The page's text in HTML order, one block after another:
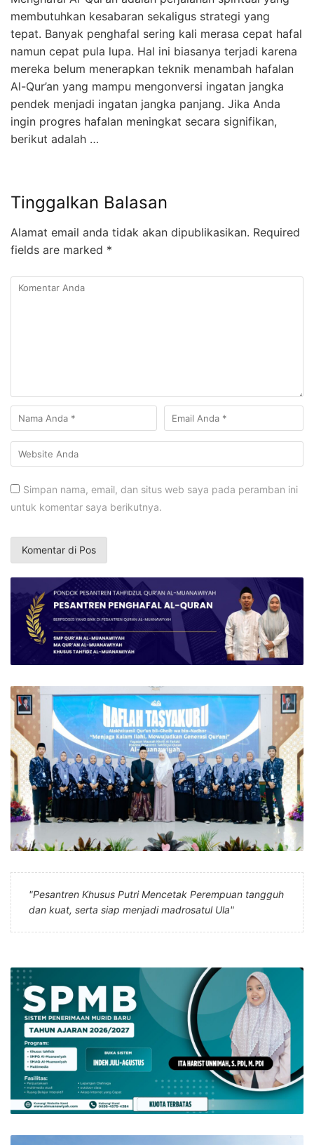
membutuhkan kesabaran sekaligus strategi yang
tepat. Banyak penghafal sering kali merasa cepat hafal
namun cepat pula lupa. Hal ini biasanya terjadi karena
mereka belum menerapkan teknik menambah hafalan
Al-Qur’an yang mampu mengonversi ingatan jangka
pendek menjadi ingatan jangka panjang. Jika Anda
ingin progres hafalan meningkat secara signifikan,
berikut adalah …
Tinggalkan Balasan
Alamat email anda tidak akan dipublikasikan. Required
fields are marked *
Simpan nama, email, dan situs web saya pada peramban ini
untuk komentar saya berikutnya.
"Pesantren Khusus Putri Mencetak Perempuan tangguh
dan kuat, serta siap menjadi madrosatul Ula"